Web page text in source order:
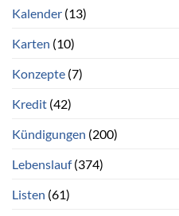
Kalender (13)
Karten (10)
Konzepte (7)
Kredit (42)
Kündigungen (200)
Lebenslauf(374)
Listen (61)